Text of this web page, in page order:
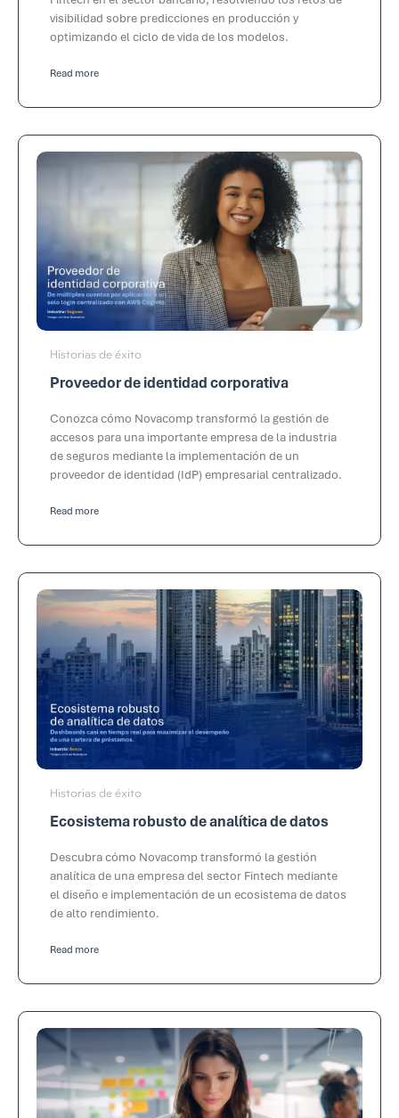
visibilidad sobre predicciones en producción y
optimizando el ciclo de vida de los modelos.
Read more
Historias de éxito
Proveedor de identidad corporativa
Conozca cómo Novacomp transformó la gestión de
accesos para una importante empresa de la industria
de seguros mediante la implementación de un
proveedor de identidad (IdP) empresarial centralizado.
Read more
Historias de éxito
Ecosistema robusto de analítica de datos
Descubra cómo Novacomp transformó la gestión
analítica de una empresa del sector Fintech mediante
el diseño e implementación de un ecosistema de datos
de alto rendimiento.
Read more